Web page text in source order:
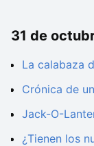
31 de
La calabaza
Crónica de
Jack-O-
¿Tienen los